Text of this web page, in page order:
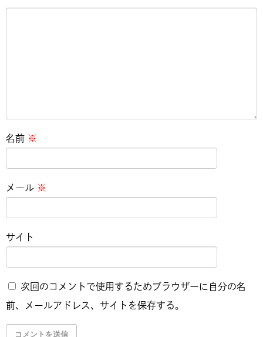
名前 ※
メール ※
サイト
次回のコメントで使用するためブラウザーに自分の名
前、メールアドレス、サイトを保存する。